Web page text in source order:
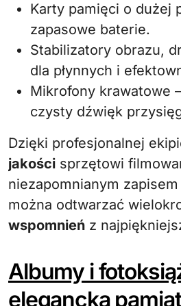
Karty pamięci o dużej
zapasowe baterie.
Stabilizatory obrazu,
dla płynnych i
Mikrofony krawatowe
czysty dźwięk
Dzięki profesjonalnej
jakości sprzętowi
niezapomnianym
można odtwarzać
wspomnień z
Albumy i
elegancka